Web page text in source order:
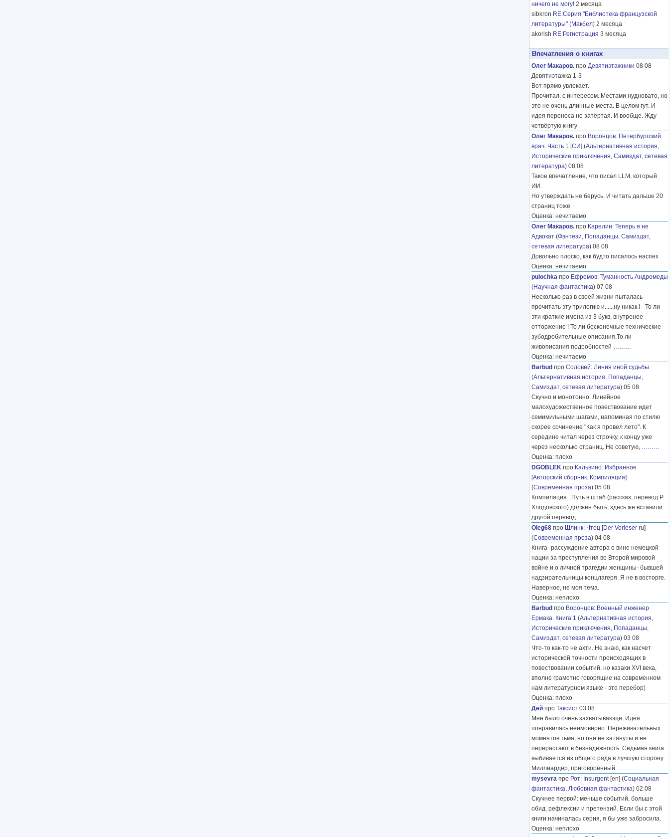
ничего не могу! 2 месяца
sibkron RE:Серия "Библиотека французской
литературы" (Макбел) 2 месяца
akorish RE:Регистрация 3 месяца
Впечатления о книгах
Олег Макаров. про Девятиэтажники 08 08
Девятиэтажка 1-3
Вот прямо увлекает.
Прочитал, с интересом. Местами нудновато, но
это не очень длинные места. В целом гут. И
идея переноса не затёртая. И вообще. Жду
четвёртую книгу
Олег Макаров. про Воронцов: Петербургский
врач. Часть 1 [СИ] (Альтернативная история,
Исторические приключения, Самиздат, сетевая
литература) 08 08
Такое впечатление, что писал LLM, который
ИИ.
Но утверждать не берусь. И читать дальше 20
страниц тоже
Оценка: нечитаемо
Олег Макаров. про Карелин: Теперь я не
Адвокат (Фэнтези, Попаданцы, Самиздат,
сетевая литература) 08 08
Довольно плоско, как будто писалось наспех
Оценка: нечитаемо
pulochka про Ефремов: Туманность Андромеды
(Научная фантастика) 07 08
Несколько раз в своей жизни пыталась
прочитать эту трилогию и......ну никак.! - То ли
эти краткие имена из 3 букв, внутренее
отторжение ! То ли бесконечные технические
зубодробительные описания.То ли
живописания подробностей ………
Оценка: нечитаемо
Barbud про Соловей: Линия иной судьбы
(Альтернативная история, Попаданцы,
Самиздат, сетевая литература) 05 08
Скучно и монотонно. Линейное
малохудожественное повествование идет
семимильными шагами, напоминая по стилю
скорее сочинение "Как я провел лето". К
середине читал через строчку, к концу уже
через несколько страниц. Не советую, ………
Оценка: плохо
DGOBLEK про Кальвино: Избранное
[Авторский сборник. Компиляция]
(Современная проза) 05 08
Компиляция...Путь в штаб (рассказ, перевод Р.
Хлодовского) должен быть, здесь же вставили
другой перевод.
Oleg68 про Шлинк: Чтец [Der Vorleser ru]
(Современная проза) 04 08
Книга- рассуждение автора о вине немецкой
нации за преступления во Второй мировой
войне и о личной трагедии женщины- бывшей
надзирательницы концлагеря. Я не в восторге.
Наверное, не моя тема.
Оценка: неплохо
Barbud про Воронцов: Военный инженер
Ермака. Книга 1 (Альтернативная история,
Исторические приключения, Попаданцы,
Самиздат, сетевая литература) 03 08
Что-то как-то не ахти. Не знаю, как насчет
исторической точности происходящих в
повествовании событий, но казаки XVI века,
вполне грамотно говорящие на современном
нам литературном языке - это перебор)
Оценка: плохо
Дей про Таксист 03 08
Мне было очень захватывающе. Идея
понравилась неимоверно. Переживательных
моментов тьма, но они не затянуты и не
перерастают в безнадёжность. Седьмая книга
выбивается из общего ряда в лучшую сторону.
Миллиардер, приговорённый ………
mysevra про Рот: Insurgent[en] (Социальная
фантастика, Любовная фантастика) 02 08
Скучнее первой: меньше событий, больше
обид, рефлексии и претензий. Если бы с этой
книги начиналась серия, я бы уже забросила.
Оценка: неплохо